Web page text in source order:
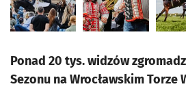
Ponad 20 tys. widzów
Sezonu na Wrocławskim Torze